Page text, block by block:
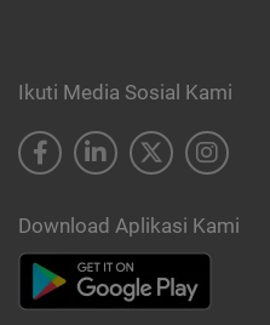
Ikuti Media Sosial Kami
Download Aplikasi Kami